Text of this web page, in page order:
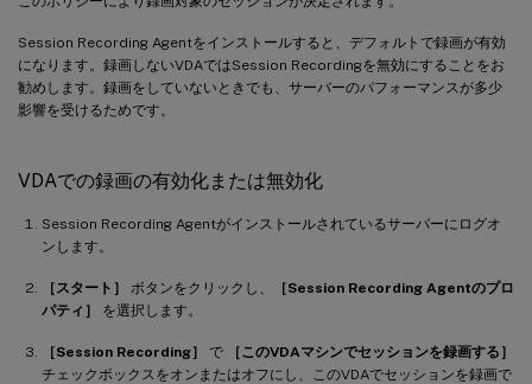
Session Recording Agentをインストールすると、デフォルトで録画が有効
になります。録画しないVDAではSession Recordingを無効にすることをお
勧めします。録画をしていないときでも、サーバーのパフォーマンスが多少
影響を受けるためです。
VDAでの録画の有効化または無効化
Session Recording Agentがインストールされているサーバーにログオ
ンします。
［スタート］ ボタンをクリックし、
［Session Recording Agentのプロ
パティ］
を選択します。
［Session Recording］ で
［このVDAマシンでセッションを録画する］
チェックボックスをオンまたはオフにし、このVDAでセッションを録画で